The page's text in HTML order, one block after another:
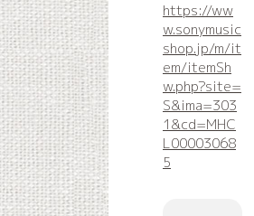
https://ww
w.sonymusic
shop.jp/m/it
em/itemSh
w.php?site=
S&ima=303
1&cd=MHC
L00003068
5